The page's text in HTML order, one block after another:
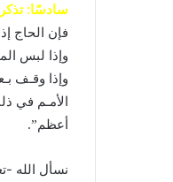
سادسًا:
فإن الحاج
وإذا لبس
وإذا وقـف
أعظم”.
نسأل الله -